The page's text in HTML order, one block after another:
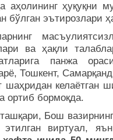
аҳолининг ҳуқуқни
бўлган эътирозлари
ва ҳақли
панжа
Тошкент,
шаҳридан келаётган
ортиб бормоқда.
Бош
виртуал,